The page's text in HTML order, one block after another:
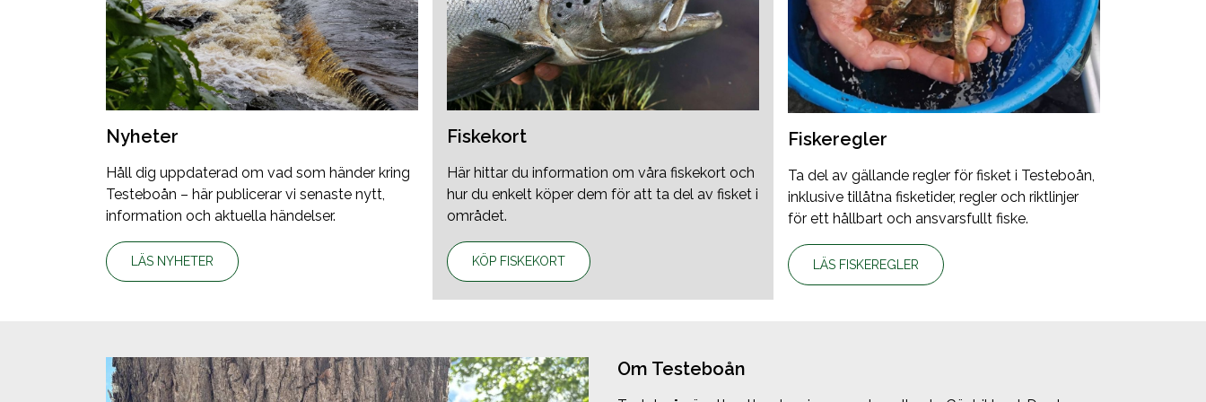
Nyheter
Håll dig uppdaterad om vad som händer kring
Testeboån – här publicerar vi senaste nytt,
information och aktuella händelser.
LÄS NYHETER
Fiskekort
Här hittar du information om våra fiskekort och
hur du enkelt köper dem för att ta del av fisket i
området.
KÖP FISKEKORT
Fiskeregler
Ta del av gällande regler för fisket i Testeboån,
inklusive tillåtna fisketider, regler och riktlinjer
för ett hållbart och ansvarsfullt fiske.
LÄS FISKEREGLER
Om Testeboån